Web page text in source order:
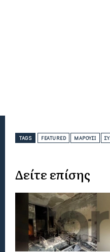
TAGS FEATURED ΜΑΡΟΎΣΙ
Δείτε επίσης